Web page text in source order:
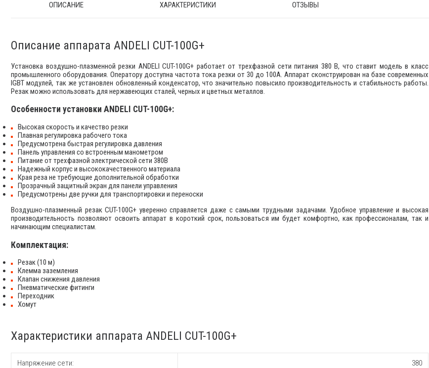
ОПИСАНИЕ ХАРАКТЕРИСТИКИ ОТЗЫВЫ
Описание аппарата ANDELI CUT-100G+
Установка воздушно-плазменной резки ANDELI CUT-100G+ работает от трехфазной сети питания 380 В, что ставит модель в класс
промышленного оборудования. Оператору доступна частота тока резки от 30 до 100А. Аппарат сконструирован на базе современных
IGBT модулей, так же установлен обновленный конденсатор, что значительно повысило производительность и стабильность работы.
Резак можно использовать для нержавеющих сталей, черных и цветных металлов.
Особенности установки ANDELI CUT-100G+:
Высокая скорость и качество резки
Плавная регулировка рабочего тока
Предусмотрена быстрая регулировка давления
Панель управления со встроенным манометром
Питание от трехфазной электрической сети 380В
Надежный корпус и высококачественного материала
Края реза не требующие дополнительной обработки
Прозрачный защитный экран для панели управления
Предусмотрены две ручки для транспортировки и переноски
Воздушно-плазменный резак CUT-100G+ уверенно справляется даже с самыми трудными задачами. Удобное управление и высокая
производительность позволяют освоить аппарат в короткий срок, пользоваться им будет комфортно, как профессионалам, так и
начинающим специалистам.
Комплектация:
Резак (10 м)
Клемма заземления
Клапан снижения давления
Пневматические фитинги
Переходник
Хомут
Характеристики аппарата ANDELI CUT-100G+
Напряжение сети: 380